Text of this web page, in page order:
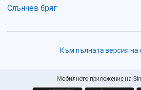
Слънчев бряг
Към пълната версия на
Мобилното приложение на